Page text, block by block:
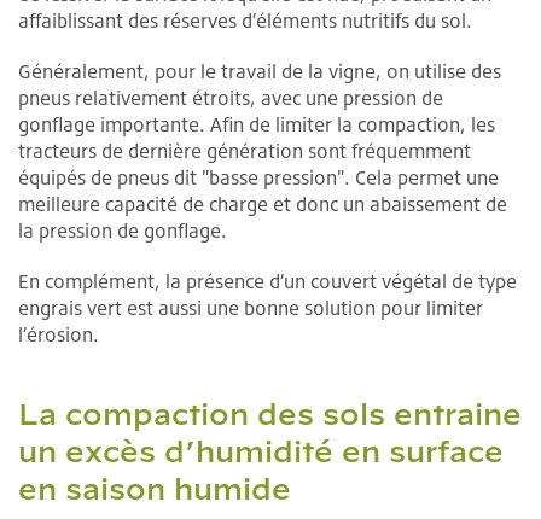
affaiblissant des réserves d’éléments nutritifs du sol.
Généralement, pour le travail de la vigne, on utilise des
pneus relativement étroits, avec une pression de
gonflage importante. Afin de limiter la compaction, les
tracteurs de dernière génération sont fréquemment
équipés de pneus dit "basse pression". Cela permet une
meilleure capacité de charge et donc un abaissement de
la pression de gonflage.
En complément, la présence d’un couvert végétal de type
engrais vert est aussi une bonne solution pour limiter
l’érosion.
La compaction des sols entraine
un excès d’humidité en surface
en saison humide